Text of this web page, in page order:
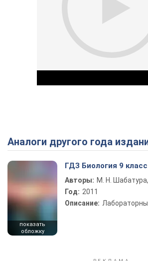
Play
Аналоги другого года
показать
обложку
ГДЗ Биология 9 класс
Авторы: М. Н.
Год: 2011
Описание: